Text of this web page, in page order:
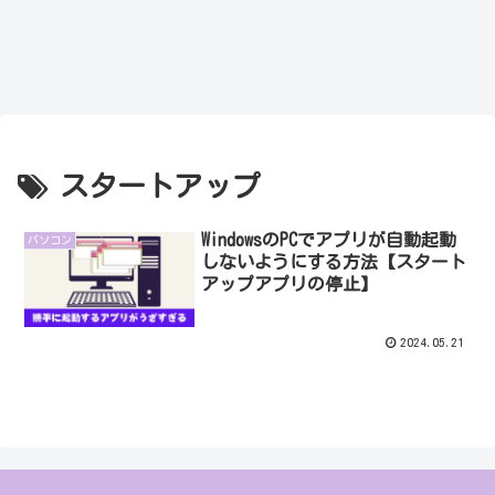
スタートアップ
パソコン
WindowsのPCでアプリが自動起動
しないようにする方法【スタート
アップアプリの停止】
2024.05.21